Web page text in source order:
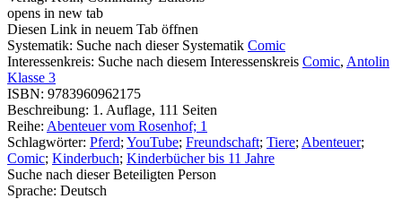
opens in new tab
Diesen Link in neuem Tab öffnen
Systematik: Suche nach dieser Systematik Comic
Interessenkreis: Suche nach diesem Interessenskreis Comic, Antolin
Klasse 3
ISBN: 9783960962175
Beschreibung: 1. Auflage, 111 Seiten
Reihe: Abenteuer vom Rosenhof; 1
Schlagwörter: Pferd; YouTube; Freundschaft; Tiere; Abenteuer;
Comic; Kinderbuch; Kinderbücher bis 11 Jahre
Suche nach dieser Beteiligten Person
Sprache: Deutsch